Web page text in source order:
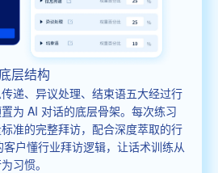
层结构
递、异议处理、结束语五大经过行
为 AI 对话的底层骨架。每次练习
准的完整拜访，配合深度萃取的行
户懂行业拜访逻辑，让话术训练从
习惯。